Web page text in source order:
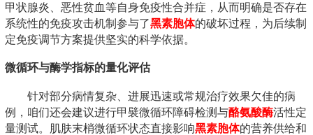
甲状腺炎、恶性贫血等自身免疫性合并症，从而明确是否存在
系统性的免疫攻击机制参与了黑素胞体的破坏过程，为后续制
定免疫调节方案提供坚实的科学依据。
微循环与酶学指标的量化评估
针对部分病情复杂、进展迅速或常规治疗效果欠佳的病
例，咱们还会建议进行甲襞微循环障碍检测与酪氨酸酶活性定
量测试。肌肤末梢微循环状态直接影响黑素胞体的营养供给和